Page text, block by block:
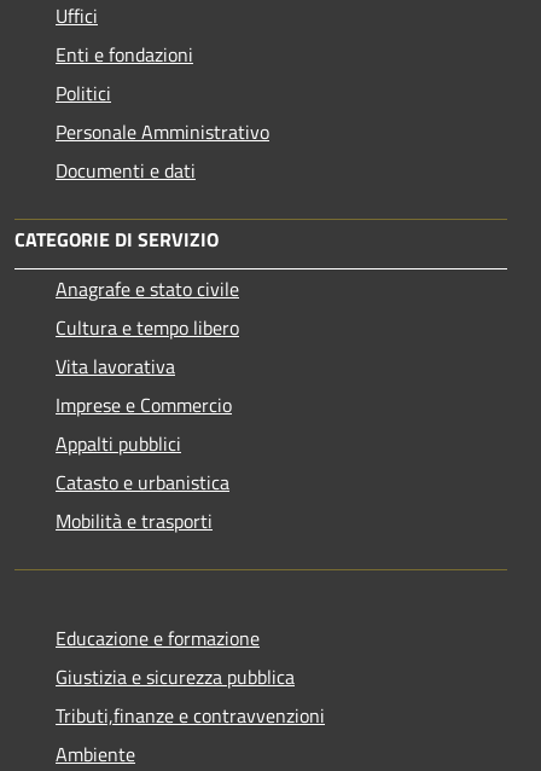
Uffici
Enti e fondazioni
Politici
Personale Amministrativo
Documenti e dati
CATEGORIE DI SERVIZIO
Anagrafe e stato civile
Cultura e tempo libero
Vita lavorativa
Imprese e Commercio
Appalti pubblici
Catasto e urbanistica
Mobilità e trasporti
Educazione e formazione
Giustizia e sicurezza pubblica
Tributi,finanze e contravvenzioni
Ambiente